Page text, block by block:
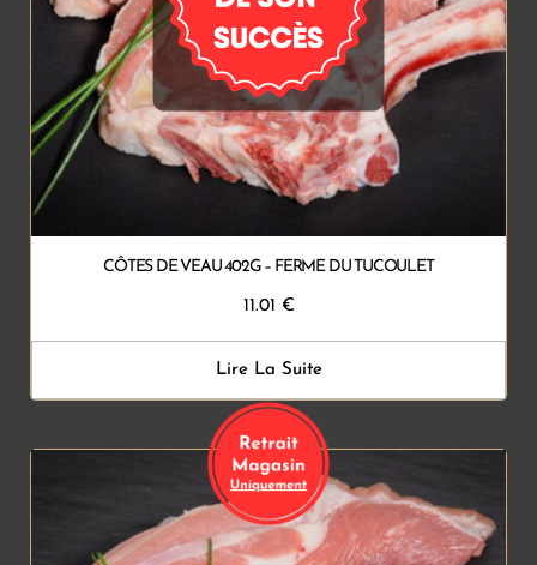
CÔTES DE VEAU 402G – FERME DU TUCOULET
11.01 €
Lire La Suite